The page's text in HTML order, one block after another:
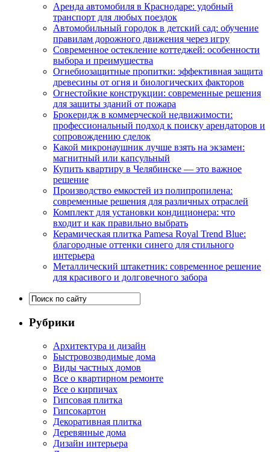
Аренда автомобиля в Краснодаре: удобный
транспорт для любых поездок
Автомобильный городок в детский сад: обучение
правилам дорожного движения через игру
Современное остекление коттеджей: особенности
выбора и преимущества
Огнебиозащитные пропитки: эффективная защита
древесины от огня и биологических факторов
Огнестойкие конструкции: современные решения
для защиты зданий от пожара
Брокеридж в коммерческой недвижимости:
профессиональный подход к поиску арендаторов и
сопровождению сделок
Какой микронаушник лучше взять на экзамен:
магнитный или капсульный
Купить квартиру в Челябинске — это важное
решение
Производство емкостей из полипропилена:
современные решения для различных отраслей
Комплект для установки кондиционера: что
входит и как правильно выбрать
Керамическая плитка Pamesa Royal Trend Blue:
благородные оттенки синего для стильного
интерьера
Металлический штакетник: современное решение
для красивого и долговечного забора
Рубрики
Архитектура и дизайн
Быстровозводимые дома
Виды частных домов
Все о квартирном ремонте
Все о кирпичах
Гипсовая плитка
Гипсокартон
Декоративная плитка
Деревянные дома
Дизайн интерьера